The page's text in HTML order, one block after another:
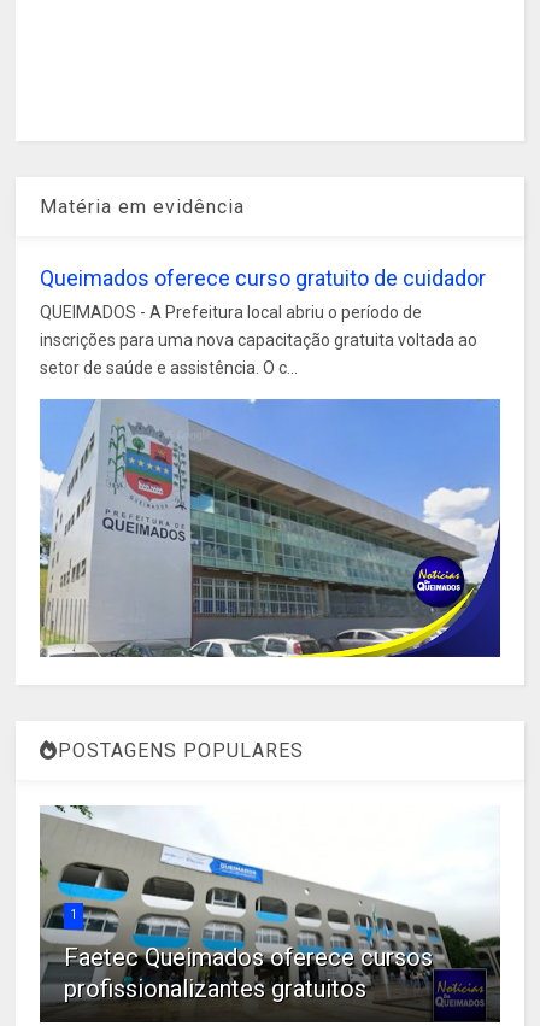
Matéria em evidência
Queimados oferece curso gratuito de cuidador
QUEIMADOS - A Prefeitura local abriu o período de
inscrições para uma nova capacitação gratuita voltada ao
setor de saúde e assistência. O c...
POSTAGENS POPULARES
1
Faetec Queimados oferece cursos
profissionalizantes gratuitos